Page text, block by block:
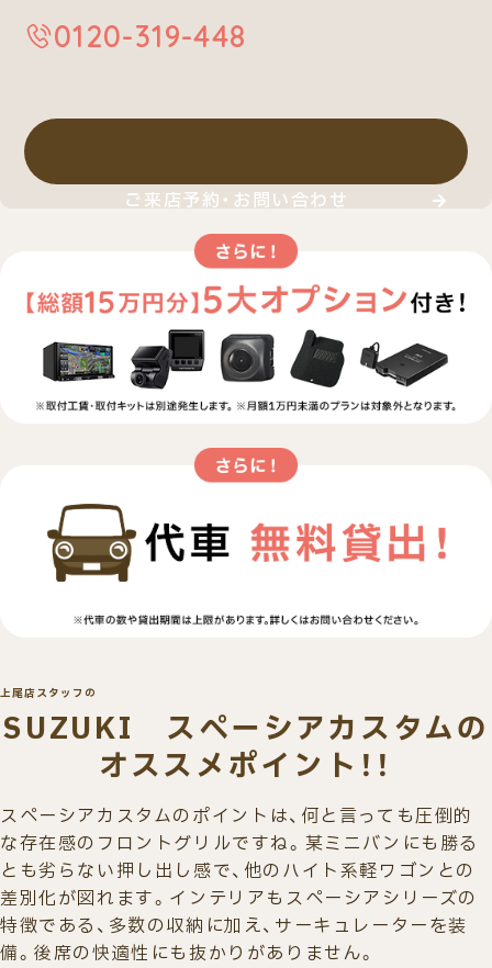
0120-319-448
ご来店予約・お問い合わせ
上尾店スタッフの
SUZUKI スペーシアカスタムの
オススメポイント！！
スペーシアカスタムのポイントは、何と言っても圧倒的
な存在感のフロントグリルですね。某ミニバンにも勝る
とも劣らない押し出し感で、他のハイト系軽ワゴンとの
差別化が図れます。インテリアもスペーシアシリーズの
特徴である、多数の収納に加え、サーキュレーターを装
備。後席の快適性にも抜かりがありません。